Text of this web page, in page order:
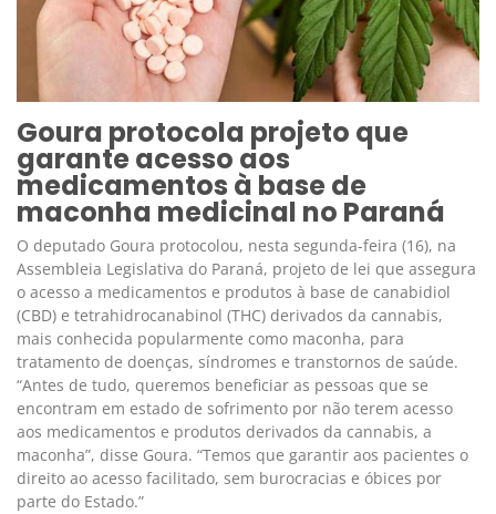
Goura protocola projeto que
garante acesso aos
medicamentos à base de
maconha medicinal no Paraná
O deputado Goura protocolou, nesta segunda-feira (16), na
Assembleia Legislativa do Paraná, projeto de lei que assegura
o acesso a medicamentos e produtos à base de canabidiol
(CBD) e tetrahidrocanabinol (THC) derivados da cannabis,
mais conhecida popularmente como maconha, para
tratamento de doenças, síndromes e transtornos de saúde.
“Antes de tudo, queremos beneficiar as pessoas que se
encontram em estado de sofrimento por não terem acesso
aos medicamentos e produtos derivados da cannabis, a
maconha”, disse Goura. “Temos que garantir aos pacientes o
direito ao acesso facilitado, sem burocracias e óbices por
parte do Estado.”